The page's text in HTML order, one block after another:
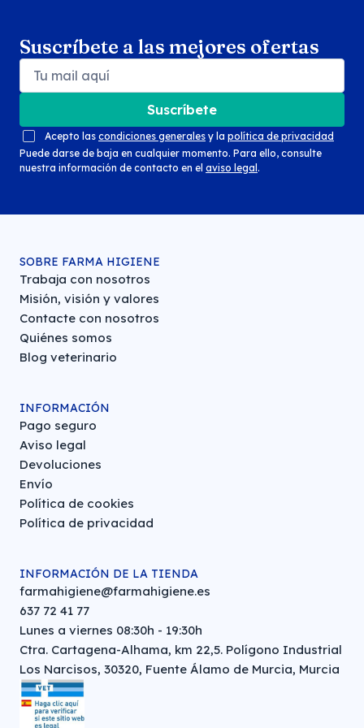
Suscríbete a las mejores ofertas
Suscríbete
Acepto las condiciones generales y la política de privacidad
Puede darse de baja en cualquier momento. Para ello, consulte
nuestra información de contacto en el aviso legal .
SOBRE FARMA HIGIENE
Trabaja con nosotros
Misión, visión y valores
Contacte con nosotros
Quiénes somos
Blog veterinario
INFORMACIÓN
Pago seguro
Aviso legal
Devoluciones
Envío
Política de cookies
Política de privacidad
INFORMACIÓN DE LA TIENDA
farmahigiene@farmahigiene.es
637 72 41 77
Lunes a viernes 08:30h - 19:30h
Ctra. Cartagena-Alhama, km 22,5. Polígono Industrial
Los Narcisos, 30320, Fuente Álamo de Murcia, Murcia